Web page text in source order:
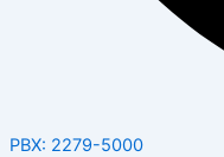
PBX: 2279-5000